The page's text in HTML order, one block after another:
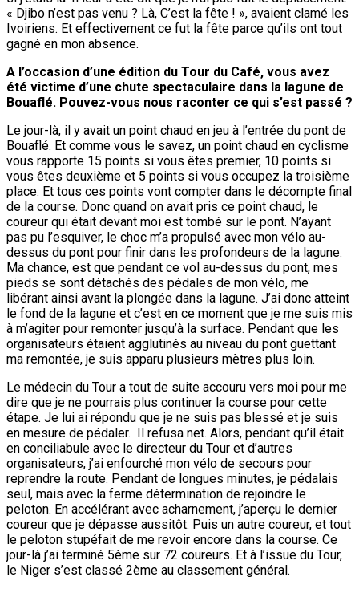
« Djibo n’est pas venu ? Là, C’est la fête ! », avaient clamé les
Ivoiriens. Et effectivement ce fut la fête parce qu’ils ont tout
gagné en mon absence.
A l’occasion d’une édition du Tour du Café, vous avez
été victime d’une chute spectaculaire dans la lagune de
Bouaflé. Pouvez-vous nous raconter ce qui s’est passé ?
Le jour-là, il y avait un point chaud en jeu à l’entrée du pont de
Bouaflé. Et comme vous le savez, un point chaud en cyclisme
vous rapporte 15 points si vous êtes premier, 10 points si
vous êtes deuxième et 5 points si vous occupez la troisième
place. Et tous ces points vont compter dans le décompte final
de la course. Donc quand on avait pris ce point chaud, le
coureur qui était devant moi est tombé sur le pont. N’ayant
pas pu l’esquiver, le choc m’a propulsé avec mon vélo au-
dessus du pont pour finir dans les profondeurs de la lagune.
Ma chance, est que pendant ce vol au-dessus du pont, mes
pieds se sont détachés des pédales de mon vélo, me
libérant ainsi avant la plongée dans la lagune. J’ai donc atteint
le fond de la lagune et c’est en ce moment que je me suis mis
à m’agiter pour remonter jusqu’à la surface. Pendant que les
organisateurs étaient agglutinés au niveau du pont guettant
ma remontée, je suis apparu plusieurs mètres plus loin.
Le médecin du Tour a tout de suite accouru vers moi pour me
dire que je ne pourrais plus continuer la course pour cette
étape. Je lui ai répondu que je ne suis pas blessé et je suis
en mesure de pédaler. Il refusa net. Alors, pendant qu’il était
en conciliabule avec le directeur du Tour et d’autres
organisateurs, j’ai enfourché mon vélo de secours pour
reprendre la route. Pendant de longues minutes, je pédalais
seul, mais avec la ferme détermination de rejoindre le
peloton. En accélérant avec acharnement, j’aperçu le dernier
coureur que je dépasse aussitôt. Puis un autre coureur, et tout
le peloton stupéfait de me revoir encore dans la course. Ce
jour-là j’ai terminé 5ème sur 72 coureurs. Et à l’issue du Tour,
le Niger s’est classé 2ème au classement général.